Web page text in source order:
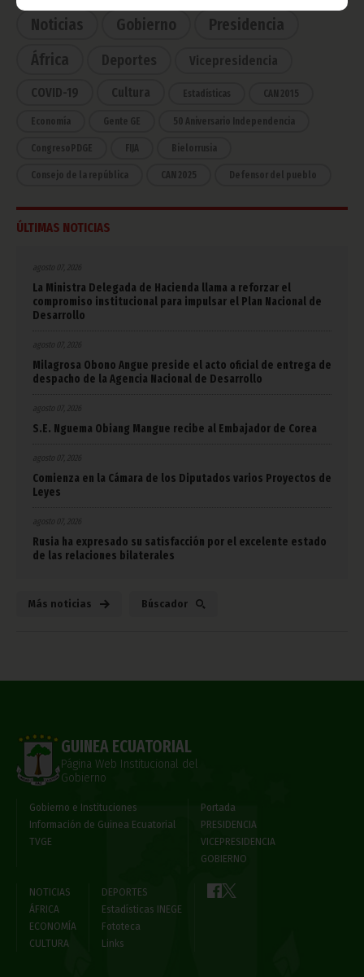
Noticias Gobierno
Presidencia
África
Deportes Vicepresidencia
COVID-19 Cultura Estadísticas CAN 2015
Economía Gente GE 50 Aniversario Independencia
CongresoPDGE FIJA Bielorrusia
Consejo de la república CAN 2025 Defensor del pueblo
ÚLTIMAS NOTICIAS
agosto 07, 2026
La Ministra Delegada de Hacienda llama a reforzar el
compromiso institucional para impulsar el Plan Nacional de
Desarrollo
agosto 07, 2026
Milagrosa Obono Angue preside el acto oficial de entrega de
despacho de la Agencia Nacional de Desarrollo
agosto 07, 2026
S.E. Nguema Obiang Mangue recibe al Embajador de Corea
agosto 07, 2026
Comienza en la Cámara de los Diputados varios Proyectos de
Leyes
agosto 07, 2026
Rusia ha expresado su satisfacción por el excelente estado
de las relaciones bilaterales
Más noticias Búscador
GUINEA ECUATORIAL
Página Web Institucional del
Gobierno
Gobierno e Instituciones
Información de Guinea Ecuatorial
TVGE
Portada
PRESIDENCIA
VICEPRESIDENCIA
GOBIERNO
NOTICIAS
ÁFRICA
ECONOMÍA
CULTURA
DEPORTES
Estadísticas INEGE
Fototeca
Links